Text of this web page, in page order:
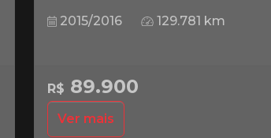
2015/2016 129.781 km
R$ 89.900
Ver mais